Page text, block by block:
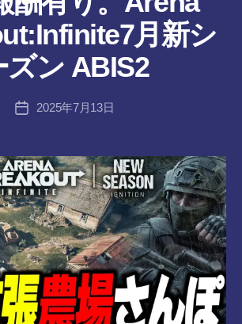
月新シ
ズン ABIS2
投
稿
成
者
:
a
8-
vr
投
2025年7月13日